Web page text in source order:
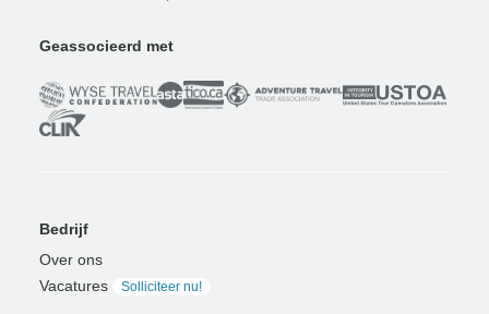
Geassocieerd met
Bedrijf
Over ons
Vacatures
Solliciteer nu!